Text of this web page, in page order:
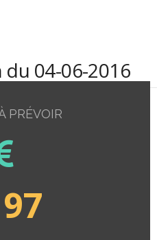
04-06-2016
PRÉVOIR